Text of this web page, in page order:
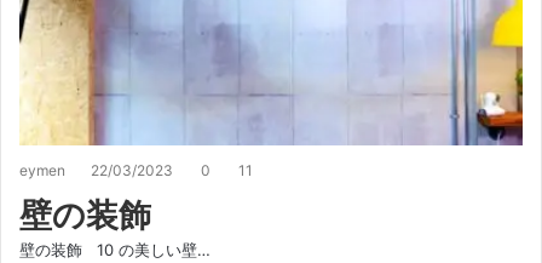
eymen 22/03/2023 0 11
壁の装飾
壁の装飾 10 の美しい壁…